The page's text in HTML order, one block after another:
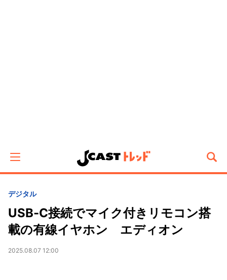
デジタル
USB-C接続でマイク付きリモコン搭
載の有線イヤホン エディオン
2025.08.07 12:00